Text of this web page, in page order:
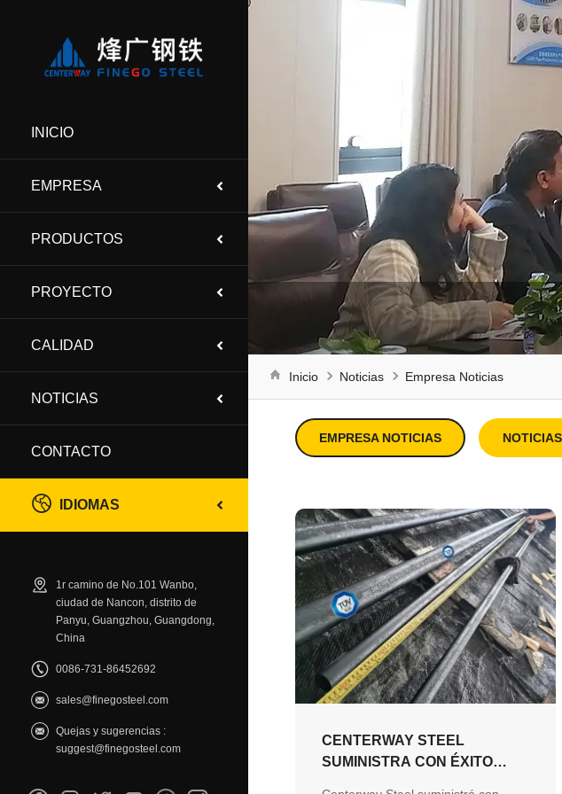
INICIO
EMPRESA
PRODUCTOS
PROYECTO
CALIDAD
NOTICIAS
CONTACTO
IDIOMAS
1r camino de No.101 Wanbo,
ciudad de Nancon, distrito de
Panyu, Guangzhou, Guangdong,
China
0086-731-86452692
sales@finegosteel.com
Quejas y sugerencias :
suggest@finegosteel.com
Inicio Noticias Empresa Noticias
EMPRESA NOTICIAS
CENTERWAY STEEL
SUMINISTRA CON ÉXITO